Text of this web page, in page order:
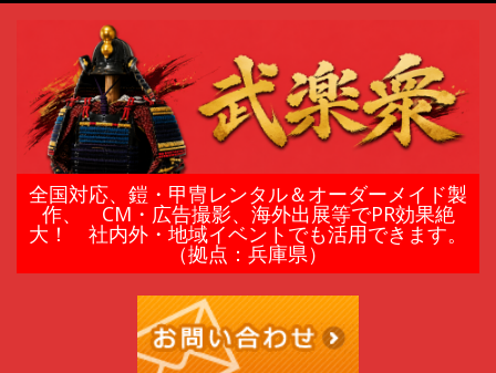
鎧
甲
全国対応、鎧・甲冑レンタル＆オーダーメイド製
作、 CM・広告撮影、海外出展等でPR効果絶
大！ 社内外・地域イベントでも活用できます。
（拠点：兵庫県）